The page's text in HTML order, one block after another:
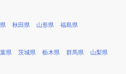
秋田県 山形県 福島県
県 茨城県 栃木県 群馬県 山梨県